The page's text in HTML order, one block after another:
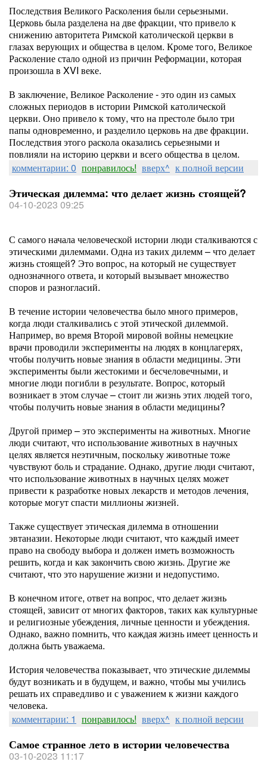
Последствия Великого Расколения были серьезными.
Церковь была разделена на две фракции, что привело к
снижению авторитета Римской католической церкви в
глазах верующих и общества в целом. Кроме того, Великое
Расколение стало одной из причин Реформации, которая
произошла в XVI веке.
В заключение, Великое Расколение - это один из самых
сложных периодов в истории Римской католической
церкви. Оно привело к тому, что на престоле было три
папы одновременно, и разделило церковь на две фракции.
Последствия этого раскола оказались серьезными и
повлияли на историю церкви и всего общества в целом.
комментарии: 0 понравилось! вверх^ к полной версии
Этическая дилемма: что делает жизнь стоящей?
04-10-2023 09:25
С самого начала человеческой истории люди сталкиваются с
этическими дилеммами. Одна из таких дилемм – что делает
жизнь стоящей? Это вопрос, на который не существует
однозначного ответа, и который вызывает множество
споров и разногласий.
В течение истории человечества было много примеров,
когда люди сталкивались с этой этической дилеммой.
Например, во время Второй мировой войны немецкие
врачи проводили эксперименты на людях в концлагерях,
чтобы получить новые знания в области медицины. Эти
эксперименты были жестокими и бесчеловечными, и
многие люди погибли в результате. Вопрос, который
возникает в этом случае – стоит ли жизнь этих людей того,
чтобы получить новые знания в области медицины?
Другой пример – это эксперименты на животных. Многие
люди считают, что использование животных в научных
целях является неэтичным, поскольку животные тоже
чувствуют боль и страдание. Однако, другие люди считают,
что использование животных в научных целях может
привести к разработке новых лекарств и методов лечения,
которые могут спасти миллионы жизней.
Также существует этическая дилемма в отношении
эвтаназии. Некоторые люди считают, что каждый имеет
право на свободу выбора и должен иметь возможность
решить, когда и как закончить свою жизнь. Другие же
считают, что это нарушение жизни и недопустимо.
В конечном итоге, ответ на вопрос, что делает жизнь
стоящей, зависит от многих факторов, таких как культурные
и религиозные убеждения, личные ценности и убеждения.
Однако, важно помнить, что каждая жизнь имеет ценность и
должна быть уважаема.
История человечества показывает, что этические дилеммы
будут возникать и в будущем, и важно, чтобы мы учились
решать их справедливо и с уважением к жизни каждого
человека.
комментарии: 1 понравилось! вверх^ к полной версии
Самое странное лето в истории человечества
03-10-2023 11:17